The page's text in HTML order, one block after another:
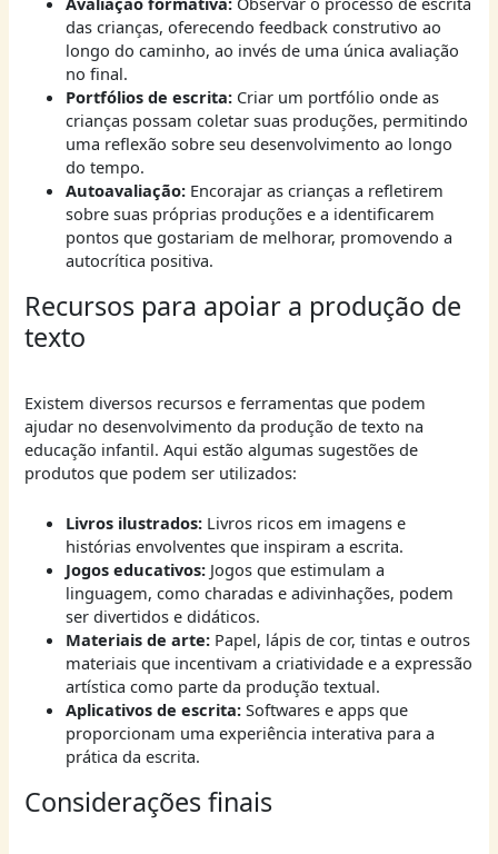
das crianças, oferecendo feedback construtivo ao
longo do caminho, ao invés de uma única avaliação
no final.
Portfólios de escrita:Criar um portfólio onde as
crianças possam coletar suas produções, permitindo
uma reflexão sobre seu desenvolvimento ao longo
do tempo.
Autoavaliação:Encorajar as crianças a refletirem
sobre suas próprias produções e a identificarem
pontos que gostariam de melhorar, promovendo a
autocrítica positiva.
Recursos para apoiar a produção de
texto
Existem diversos recursos e ferramentas que podem
ajudar no desenvolvimento da produção de texto na
educação infantil. Aqui estão algumas sugestões de
produtos que podem ser utilizados:
Livros ilustrados:Livros ricos em imagens e
histórias envolventes que inspiram a escrita.
Jogos educativos:Jogos que estimulam a
linguagem, como charadas e adivinhações, podem
ser divertidos e didáticos.
Materiais de arte:Papel, lápis de cor, tintas e outros
materiais que incentivam a criatividade e a expressão
artística como parte da produção textual.
Aplicativos de escrita:Softwares e apps que
proporcionam uma experiência interativa para a
prática da escrita.
Considerações finais